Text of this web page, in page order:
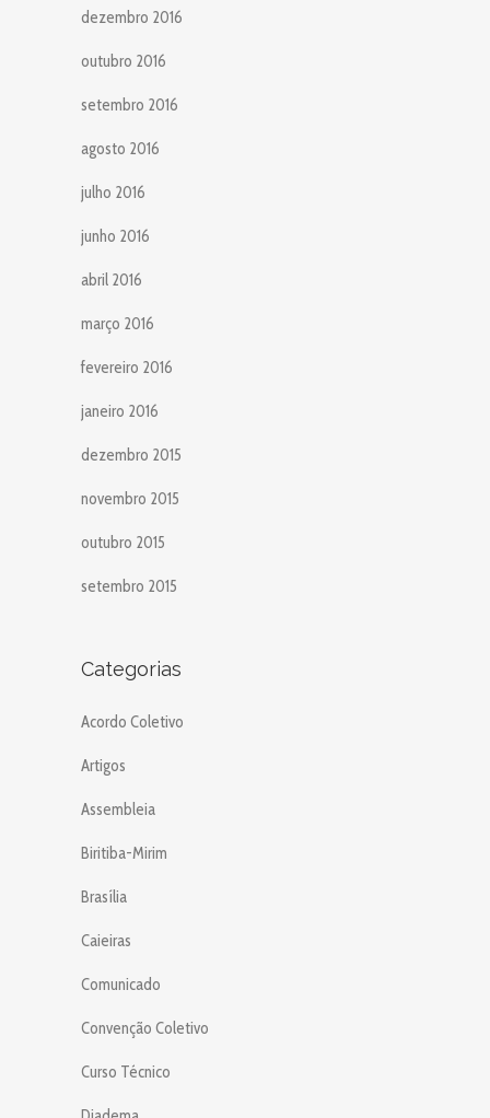
dezembro 2016
outubro 2016
setembro 2016
agosto 2016
julho 2016
junho 2016
abril 2016
março 2016
fevereiro 2016
janeiro 2016
dezembro 2015
novembro 2015
outubro 2015
setembro 2015
Categorias
Acordo Coletivo
Artigos
Assembleia
Biritiba-Mirim
Brasília
Caieiras
Comunicado
Convenção Coletivo
Curso Técnico